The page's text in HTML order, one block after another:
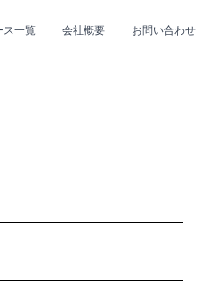
ス一覧 会社概要 お問い合わせ
#R&B/ソウル